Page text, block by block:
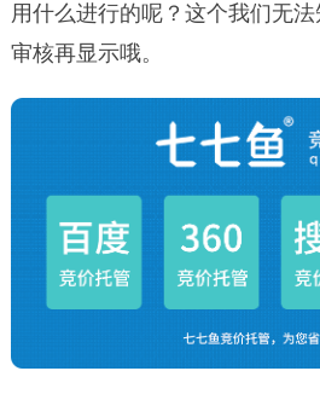
用什么进行的呢？这个我们无
审核再显示哦。